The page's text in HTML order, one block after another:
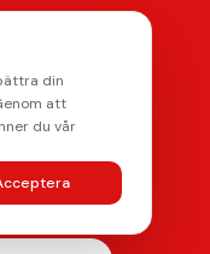
reservdelarna
på samtliga
din
att
du vår